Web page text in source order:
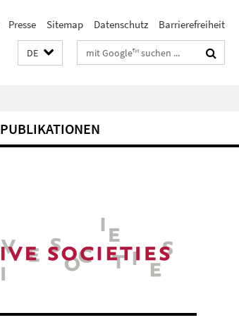
Presse Sitemap Datenschutz Barrierefreiheit
DE Suchbegriffe
PUBLIKATIONEN